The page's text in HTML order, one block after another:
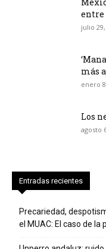
entre
julio 29,
más
enero
Los
agosto
Entradas recientes
Precariedad,
el MUAC: El caso de la